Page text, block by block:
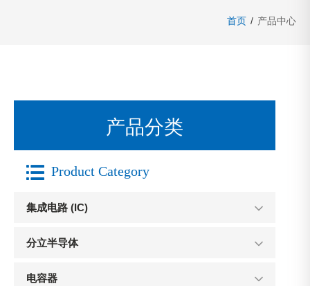
首页 / 产品中心
产品分类
 Product Category
集成电路 (IC)
分立半导体
电容器